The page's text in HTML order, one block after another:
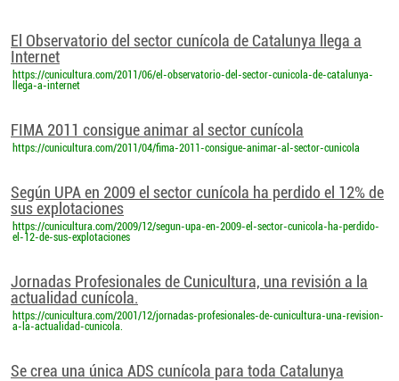
El Observatorio del sector cunícola de Catalunya llega a
Internet
https://cunicultura.com/2011/06/el-observatorio-del-sector-cunicola-de-catalunya-
llega-a-internet
FIMA 2011 consigue animar al sector cunícola
https://cunicultura.com/2011/04/fima-2011-consigue-animar-al-sector-cunicola
Según UPA en 2009 el sector cunícola ha perdido el 12% de
sus explotaciones
https://cunicultura.com/2009/12/segun-upa-en-2009-el-sector-cunicola-ha-perdido-
el-12-de-sus-explotaciones
Jornadas Profesionales de Cunicultura, una revisión a la
actualidad cunícola.
https://cunicultura.com/2001/12/jornadas-profesionales-de-cunicultura-una-revision-
a-la-actualidad-cunicola.
Se crea una única ADS cunícola para toda Catalunya